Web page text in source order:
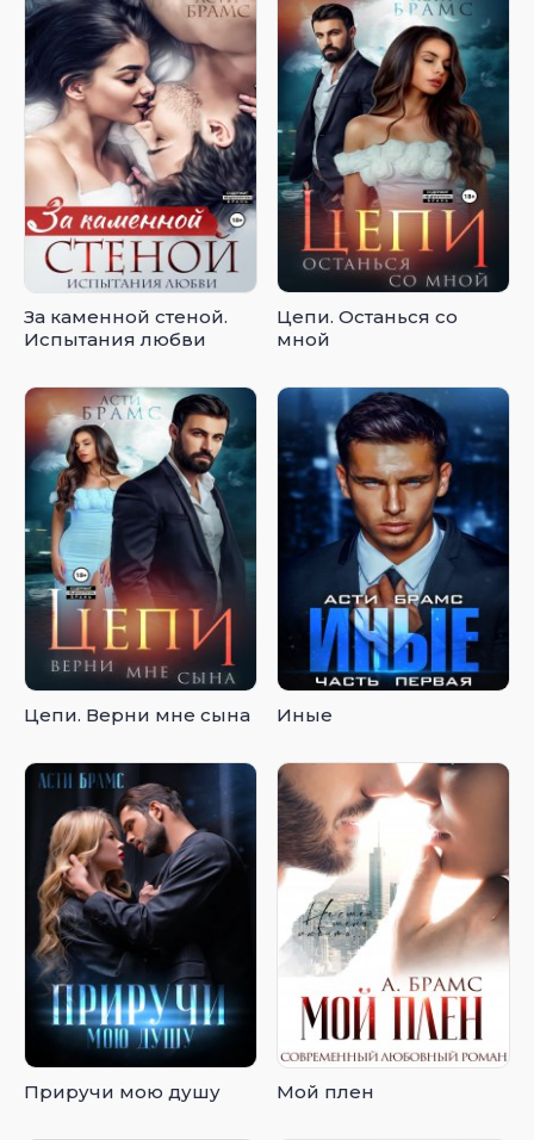
За каменной стеной.
Испытания любви
Цепи. Останься со
мной
Цепи. Верни мне сына Иные
Приручи мою душу Мой плен